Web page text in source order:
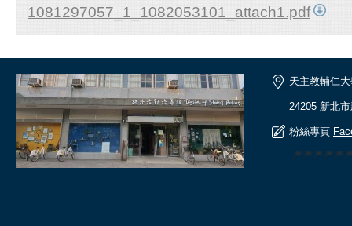
1081297057_1_1082053101_attach1.pdf
天主教輔仁
24205 新北
粉絲專頁